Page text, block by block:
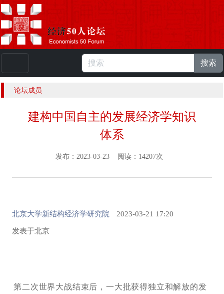
人 |English
搜索
论坛成员
建构中国自主的发展经济学知识
体系
发布：2023-03-23 阅读：14207次
北京大学新结构经济学研究院 2023-03-21 17:20
发表于北京
第二次世界大战结束后，一大批获得独立和解放的发